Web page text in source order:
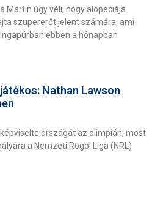
Martin úgy véli, hogy alopeciája
szupererőt jelent számára, ami
ebben a hónapban
Nathan Lawson
országát az olimpián, most
a Nemzeti Rögbi Liga (NRL)